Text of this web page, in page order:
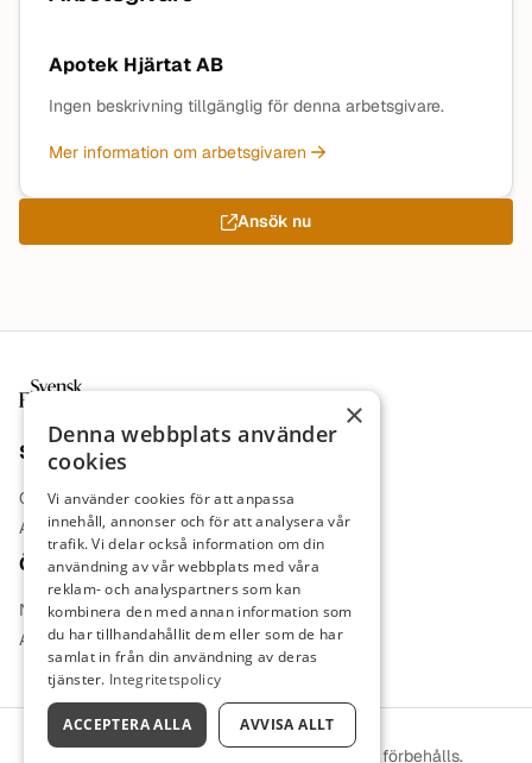
Apotek Hjärtat AB
Ingen beskrivning tillgänglig för denna arbetsgivare.
Mer information om arbetsgivaren
Ansök nu
Sajt
Om oss
Annonsera
Övrigt
Nyheter
Arbetsgivare
© 2026 Svensk farmaci. Alla rättigheter förbehålls.
×
Denna webbplats använder
cookies
Vi använder cookies för att anpassa
innehåll, annonser och för att analysera vår
trafik. Vi delar också information om din
användning av vår webbplats med våra
reklam- och analyspartners som kan
kombinera den med annan information som
du har tillhandahållit dem eller som de har
samlat in från din användning av deras
tjänster. Integritetspolicy
ACCEPTERA ALLA AVVISA ALLT